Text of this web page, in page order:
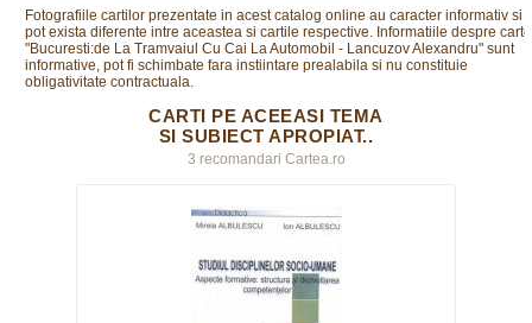
Fotografiile cartilor prezentate in acest catalog online au caracter informativ si
pot exista diferente intre aceastea si cartile respective. Informatiile despre
"Bucuresti:de La Tramvaiul Cu Cai La Automobil - Lancuzov Alexandru" sunt
informative, pot fi schimbate fara instiintare prealabila si nu constituie
obligativitate contractuala.
CARTI PE ACEEASI TEMA
SI SUBIECT APROPIAT..
3 recomandari Cartea.ro